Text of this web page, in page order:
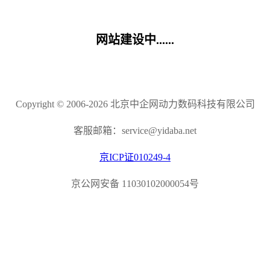
网站建设中......
Copyright © 2006-2026 北京中企网动力数码科技有限公司
客服邮箱：service@yidaba.net
京ICP证010249-4
京公网安备 11030102000054号